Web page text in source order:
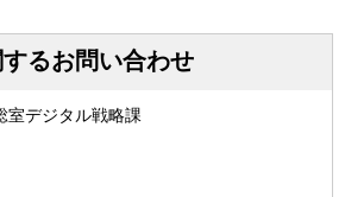
るお問い合わせ
室デジタル戦略課